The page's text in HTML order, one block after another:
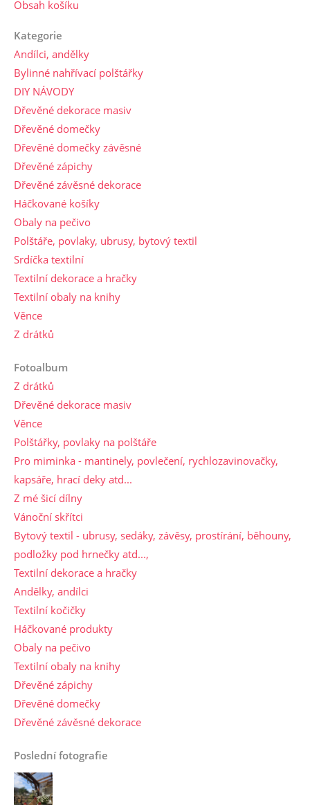
Obsah košíku
Kategorie
Andílci, andělky
Bylinné nahřívací polštářky
DIY NÁVODY
Dřevěné dekorace masiv
Dřevěné domečky
Dřevěné domečky závěsné
Dřevěné zápichy
Dřevěné závěsné dekorace
Háčkované košíky
Obaly na pečivo
Polštáře, povlaky, ubrusy, bytový textil
Srdíčka textilní
Textilní dekorace a hračky
Textilní obaly na knihy
Věnce
Z drátků
Fotoalbum
Z drátků
Dřevěné dekorace masiv
Věnce
Polštářky, povlaky na polštáře
Pro miminka - mantinely, povlečení, rychlozavinovačky,
kapsáře, hrací deky atd...
Z mé šicí dílny
Vánoční skřítci
Bytový textil - ubrusy, sedáky, závěsy, prostírání, běhouny,
podložky pod hrnečky atd...,
Textilní dekorace a hračky
Andělky, andílci
Textilní kočičky
Háčkované produkty
Obaly na pečivo
Textilní obaly na knihy
Dřevěné zápichy
Dřevěné domečky
Dřevěné závěsné dekorace
Poslední fotografie